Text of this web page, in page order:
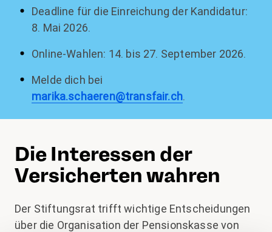
Deadline für die Einreichung der Kandidatur:
8. Mai 2026.
Online-Wahlen: 14. bis 27. September 2026.
Melde dich bei
marika.schaeren@transfair.ch.
Die Interessen der
Versicherten wahren
Der Stiftungsrat trifft wichtige Entscheidungen
über die Organisation der Pensionskasse von